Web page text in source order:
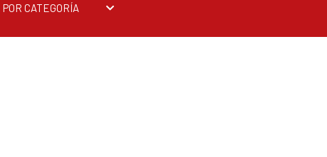
POR CATEGORÍA